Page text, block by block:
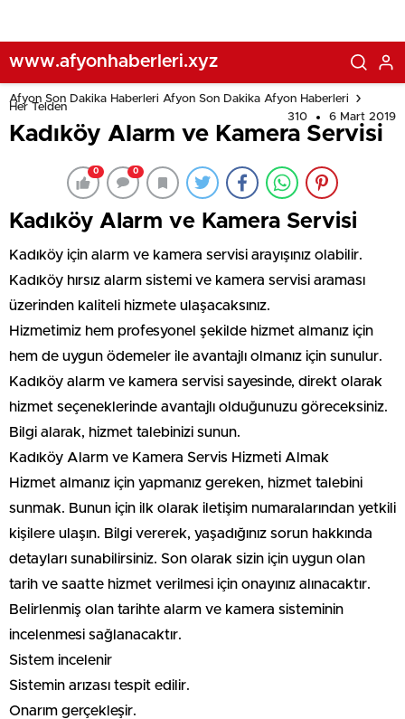
www.afyonhaberleri.xyz
Afyon Son Dakika Haberleri Afyon Son Dakika Afyon Haberleri
Her Telden
310
6 Mart 2019
Kadıköy Alarm ve Kamera Servisi
0 0
Kadıköy Alarm ve Kamera Servisi
Kadıköy için alarm ve kamera servisi arayışınız olabilir.
Kadıköy hırsız alarm sistemi ve kamera servisi araması
üzerinden kaliteli hizmete ulaşacaksınız.
Hizmetimiz hem profesyonel şekilde hizmet almanız için
hem de uygun ödemeler ile avantajlı olmanız için sunulur.
Kadıköy alarm ve kamera servisi sayesinde, direkt olarak
hizmet seçeneklerinde avantajlı olduğunuzu göreceksiniz.
Bilgi alarak, hizmet talebinizi sunun.
Kadıköy Alarm ve Kamera Servis Hizmeti Almak
Hizmet almanız için yapmanız gereken, hizmet talebini
sunmak. Bunun için ilk olarak iletişim numaralarından yetkili
kişilere ulaşın. Bilgi vererek, yaşadığınız sorun hakkında
detayları sunabilirsiniz. Son olarak sizin için uygun olan
tarih ve saatte hizmet verilmesi için onayınız alınacaktır.
Belirlenmiş olan tarihte alarm ve kamera sisteminin
incelenmesi sağlanacaktır.
Sistem incelenir
Sistemin arızası tespit edilir.
Onarım gerçekleşir.